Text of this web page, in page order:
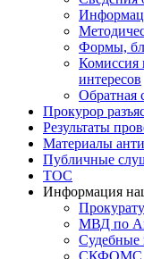
Формы,
Комиссия
интересов
Обратная
Прокурор
Результаты
Материалы
Публичные
ТОС
Информация
МВД по
Судебные